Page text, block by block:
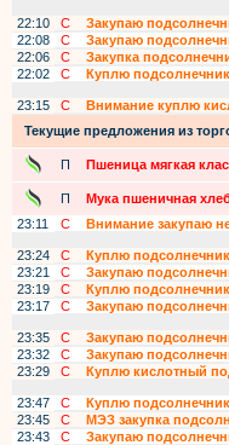
22:10
С
Закупаю
22:08
С
Закупаю
22:06
С
Закупка
22:02
С
Куплю
23:15
С
Внимание куплю
Текущие предложения из
П Пшеница мягкая
П Мука пшеничная
23:11
С
Внимание закупаю
23:24
С
Куплю
23:21
С
Закупаю
23:19
С
Куплю
23:17
С
Закупаю
23:35
С
Закупаю
23:32
С
Закупаю
23:29
С
Куплю кислотный
23:47
С
Куплю
23:45
С
МЭЗ закупка
23:43
С
Закупаю